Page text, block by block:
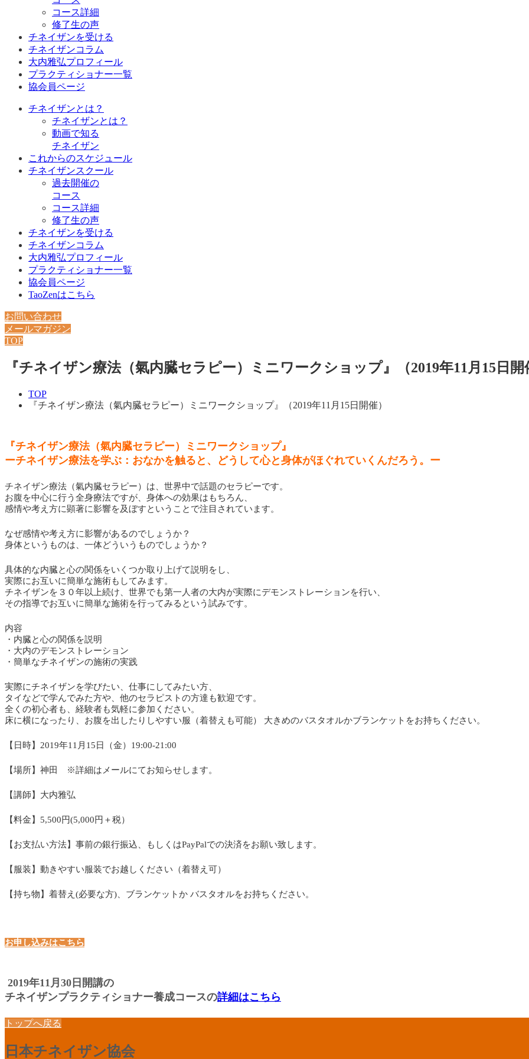
コース詳細
修了生の声
チネイザンを受ける
チネイザンコラム
大内雅弘プロフィール
プラクティショナー一覧
協会員ページ
チネイザンとは？
チネイザンとは？
動画で知る
チネイザン
これからのスケジュール
チネイザンスクール
過去開催の
コース
コース詳細
修了生の声
チネイザンを受ける
チネイザンコラム
大内雅弘プロフィール
プラクティショナー一覧
協会員ページ
TaoZenはこちら
お問い合わせ
メールマガジン
TOP
『チネイザン療法（氣内臓セラピー）ミニワークショップ』（2019年11月15日開
TOP
『チネイザン療法（氣内臓セラピー）ミニワークショップ』（2019年11月15日開催）
『チネイザン療法（氣内臓セラピー）ミニワークショップ』
ーチネイザン療法を学ぶ：おなかを触ると、どうして心と身体がほぐれていくんだろう。ー
チネイザン療法（氣内臓セラピー）は、世界中で話題のセラピーです。
お腹を中心に行う全身療法ですが、身体への効果はもちろん、
感情や考え方に顕著に影響を及ぼすということで注目されています。
なぜ感情や考え方に影響があるのでしょうか？
身体というものは、一体どういうものでしょうか？
具体的な内臓と心の関係をいくつか取り上げて説明をし、
実際にお互いに簡単な施術もしてみます。
チネイザンを３０年以上続け、世界でも第一人者の大内が実際にデモンストレーションを行い、
その指導でお互いに簡単な施術を行ってみるという試みです。
内容
・内臓と心の関係を説明
・大内のデモンストレーション
・簡単なチネイザンの施術の実践
実際にチネイザンを学びたい、仕事にしてみたい方、
タイなどで学んでみた方や、他のセラピストの方達も歓迎です。
全くの初心者も、経験者も気軽に参加ください。
床に横になったり、お腹を出したりしやすい服（着替えも可能） 大きめのバスタオルかブランケットをお持ちください。
【日時】2019年11月15日（金）19:00-21:00
【場所】神田 ※詳細はメールにてお知らせします。
【講師】大内雅弘
【料金】5,500円(5,000円＋税）
【お支払い方法】事前の銀行振込、もしくはPayPalでの決済をお願い致します。
【服装】動きやすい服装でお越しください（着替え可）
【持ち物】着替え(必要な方)、ブランケットか バスタオルをお持ちください。
お申し込みはこちら
2019年11月30日開講の
チネイザンプラクティショナー養成コースの詳細はこちら
トップへ戻る
日本チネイザン協会